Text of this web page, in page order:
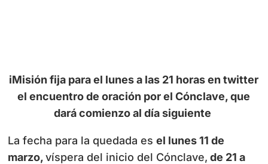
iMisión fija para el lunes a las 21 horas en twitter
el encuentro de oración por el Cónclave, que
dará comienzo al día siguiente
La fecha para la quedada esel lunes 11 de
marzo,víspera del inicio del Cónclave, de 21 a